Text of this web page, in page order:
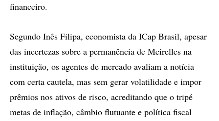
financeiro.
Segundo Inês Filipa, economista da ICap Brasil, apesar
das incertezas sobre a permanência de Meirelles na
instituição, os agentes de mercado avaliam a notícia
com certa cautela, mas sem gerar volatilidade e impor
prêmios nos ativos de risco, acreditando que o tripé
metas de inflação, câmbio flutuante e política fiscal